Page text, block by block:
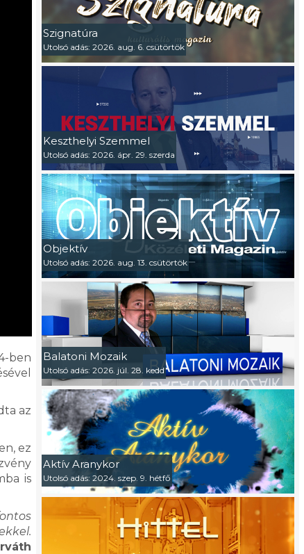
ben
az
ez
is
Szignatúra
Utolsó adás: 2026. aug. 6. csütörtök
Keszthelyi Szemmel
Utolsó adás: 2026. ápr. 29. szerda
Objektív
Utolsó adás: 2026. aug. 13. csütörtök
Balatoni Mozaik
Utolsó adás: 2026. júl. 28. kedd
Aktív Aranykor
Utolsó adás: 2024. szep. 9. hétfő